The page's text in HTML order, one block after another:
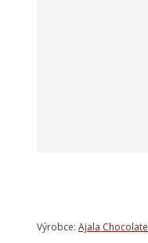
Výrobce: Ajala Chocolate